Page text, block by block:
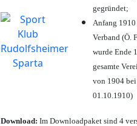
gegründet;
Anfang
Verband (Ö.
wurde Ende
gesamte
von 1904
01.10.1910)
Download: Im Downloadpaket sind 4